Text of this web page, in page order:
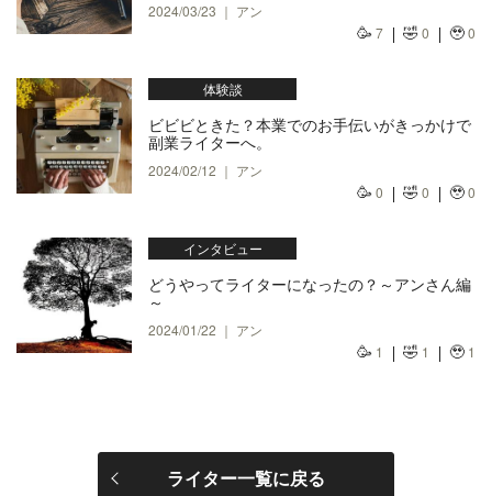
2024/03/23 ｜ アン
🥳 7 🤣0 🥹0
体験談
ビビビときた？本業でのお手伝いがきっかけで
副業ライターへ。
2024/02/12 ｜ アン
🥳 0 🤣0 🥹0
インタビュー
どうやってライターになったの？～アンさん編
～
2024/01/22 ｜ アン
🥳 1 🤣 1 🥹 1
ライター一覧に戻る